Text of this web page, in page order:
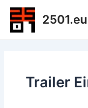
Zum
Inhalt
springen
Trailer